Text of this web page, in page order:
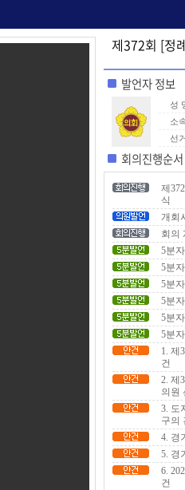
제372회 [정
발언자 정보
성
소
선
회의진행순서
제
식
개회
회의
5분
5분
5분
5분
5분
5분
1. 제
건
2. 제
의원
3. 도
구의
4. 경
5. 경
6.
건